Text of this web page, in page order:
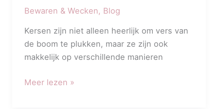
Bewaren & Wecken, Blog
Kersen zijn niet alleen heerlijk om vers van
de boom te plukken, maar ze zijn ook
makkelijk op verschillende manieren
kersen?
Hele
jaar
genieten
kersen
Meer lezen »